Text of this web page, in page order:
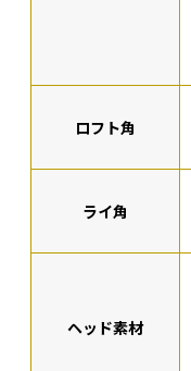
ロフト角
ライ角
ヘッド素材